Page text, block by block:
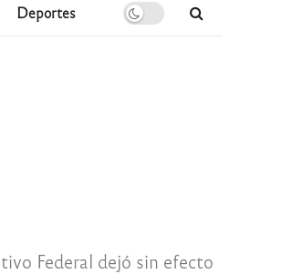
Deportes
Federal dejó sin efecto